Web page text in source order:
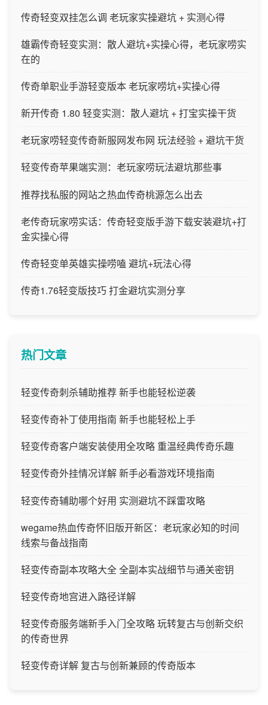
传奇轻变双挂怎么调 老玩家实操避坑 + 实测心得
雄霸传奇轻变实测：散人避坑+实操心得，老玩家唠实
在的
传奇单职业手游轻变版本 老玩家唠坑+实操心得
新开传奇 1.80 轻变实测：散人避坑 + 打宝实操干货
老玩家唠轻变传奇新服网发布网 玩法经验 + 避坑干货
轻变传奇苹果端实测：老玩家唠玩法避坑那些事
推荐找私服的网站之热血传奇桃源怎么出去
老传奇玩家唠实话：传奇轻变版手游下载安装避坑+打
金实操心得
传奇轻变单英雄实操唠嗑 避坑+玩法心得
传奇1.76轻变版技巧 打金避坑实测分享
热门文章
轻变传奇刺杀辅助推荐 新手也能轻松逆袭
轻变传奇补丁使用指南 新手也能轻松上手
轻变传奇客户端安装使用全攻略 重温经典传奇乐趣
轻变传奇外挂情况详解 新手必看游戏环境指南
轻变传奇辅助哪个好用 实测避坑不踩雷攻略
wegame热血传奇怀旧版开新区：老玩家必知的时间
线索与备战指南
轻变传奇副本攻略大全 全副本实战细节与通关密钥
轻变传奇地宫进入路径详解
轻变传奇服务端新手入门全攻略 玩转复古与创新交织
的传奇世界
轻变传奇详解 复古与创新兼顾的传奇版本